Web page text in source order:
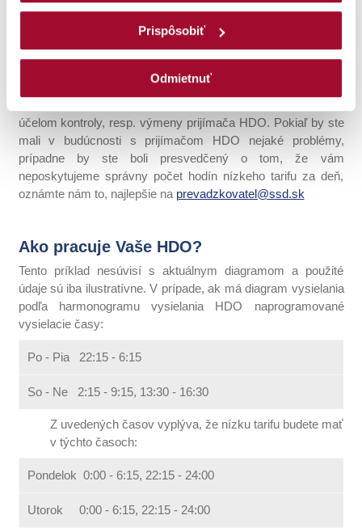
COOKIESakceptujete spracúvanie údajov na všetky
vyššie uvedené účely a
vyjadrujete svoj súhlas
vaším súhlasom (ktorý je kedykoľvek odvolateľný).
ODMIETNUŤ
cookies nevyhnutné (povinné) pre fungovanie webovej
stránky, naktoré nie je potrebný váš súhlas. Kliknutím na
tlačidlo
PRISPÔSOBIŤ/Detailymôžete zmeniť
preferencie spracúvania údajov a udeliť/neudeliť súhlas
pre jednotlivédruhy cookies samostatne. Svoj výber
môžete kedykoľvek zmeniť prostredníctvom cookie lišty,
ikonu v ľavom dolnom rohunašej webovej stránky. Po
kliknutí na ňu máte k dispozícii svoj súčasný stav,detaily
týkajúce sa súhlasu (dátum udelenia a identifikačné číslo
súhlasu).Zobrazia sa vám aj dve tlačidla Zrušiť súhlas a
Zmeniť súhlas, prostredníctvomktorých môžete zmeniť
svoje nastavenia, a súhlas pre jednotlivé druhy
cookiesmôžete odvolať
Prispôsobiť
Odmietnuť
záujme efektívneho využívania elektriny zmeniť.
Stredoslovenská distribučná, a.s., však dodrží denný nárok
nízkeho tarifu v zmysle cenníka.
spoločnosti Stredoslovenská distribučná, a.s.. Vo vlastnom
účelom kontroly, resp. výmeny prijímača HDO. Pokiaľ by ste
mali v budúcnosti s prijímačom HDO nejaké problémy,
prípadne by ste boli presvedčený o tom, že vám
neposkytujeme správny počet hodín nízkeho tarifu za deň,
oznámte nám to, najlepšie na prevadzkovatel@ssd.sk
Ako pracuje Vaše HDO?
Tento príklad nesúvisí s aktuálnym diagramom a použité
údaje sú iba ilustratívne. V prípade, ak má diagram vysielania
podľa harmonogramu vysielania HDO naprogramované
vysielacie časy:
Po - Pia 22:15 - 6:15
So - Ne 2:15 - 9:15, 13:30 - 16:30
Z uvedených časov vyplýva, že nízku tarifu budete mať
v týchto časoch:
Pondelok 0:00 - 6:15, 22:15 - 24:00
Utorok 0:00 - 6:15, 22:15 - 24:00